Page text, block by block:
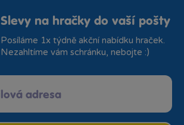
Slevy na hračky do vaší pošty
Posíláme 1x týdně akční nabídku hraček.
Nezahltíme vám schránku, nebojte :)